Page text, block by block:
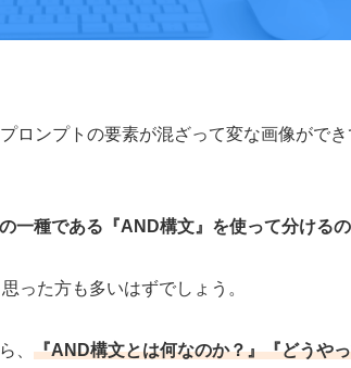
ロンプトの要素が混ざって変な画像がで
一種である『AND構文』を使って分ける
った方も多いはずでしょう。
、 『AND構文とは何なのか？』『どうや